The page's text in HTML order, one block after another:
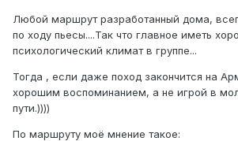
Любой маршрут разработанный дома,
по ходу пьесы....Так что главное иметь
психологический климат в группе...
Тогда , если даже поход закончится на
хорошим воспоминанием, а не игрой в
пути.))))
По маршруту моё мнение такое: